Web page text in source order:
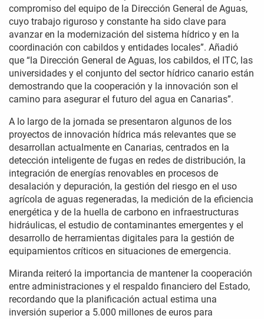
compromiso del equipo de la Dirección General de Aguas,
cuyo trabajo riguroso y constante ha sido clave para
avanzar en la modernización del sistema hídrico y en la
coordinación con cabildos y entidades locales”. Añadió
que “la Dirección General de Aguas, los cabildos, el ITC, las
universidades y el conjunto del sector hídrico canario están
demostrando que la cooperación y la innovación son el
camino para asegurar el futuro del agua en Canarias”.
A lo largo de la jornada se presentaron algunos de los
proyectos de innovación hídrica más relevantes que se
desarrollan actualmente en Canarias, centrados en la
detección inteligente de fugas en redes de distribución, la
integración de energías renovables en procesos de
desalación y depuración, la gestión del riesgo en el uso
agrícola de aguas regeneradas, la medición de la eficiencia
energética y de la huella de carbono en infraestructuras
hidráulicas, el estudio de contaminantes emergentes y el
desarrollo de herramientas digitales para la gestión de
equipamientos críticos en situaciones de emergencia.
Miranda reiteró la importancia de mantener la cooperación
entre administraciones y el respaldo financiero del Estado,
recordando que la planificación actual estima una
inversión superior a 5.000 millones de euros para